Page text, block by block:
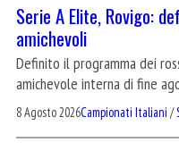
Serie A Elite, Rovigo:
amichevoli
Definito il programma dei
amichevole interna di fine
8 Agosto 2026Campionati Italiani /